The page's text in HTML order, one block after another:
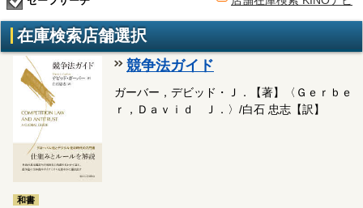
在庫検索店舗選択
和書
競争法ガイド
ガーバー，デビッド・Ｊ．【著】〈Ｇｅｒｂｅ
ｒ，Ｄａｖｉｄ Ｊ．〉/白石 忠志【訳】